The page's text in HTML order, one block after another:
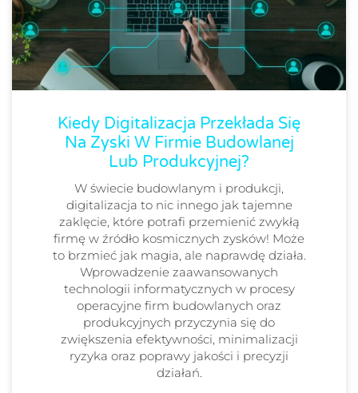
Kiedy Digitalizacja Przekłada Się
Na Zyski W Firmie Budowlanej
Lub Produkcyjnej?
W świecie budowlanym i produkcji,
digitalizacja to nic innego jak tajemne
zaklęcie, które potrafi przemienić zwykłą
firmę w źródło kosmicznych zysków! Może
to brzmieć jak magia, ale naprawdę działa.
Wprowadzenie zaawansowanych
technologii informatycznych w procesy
operacyjne firm budowlanych oraz
produkcyjnych przyczynia się do
zwiększenia efektywności, minimalizacji
ryzyka oraz poprawy jakości i precyzji
działań.